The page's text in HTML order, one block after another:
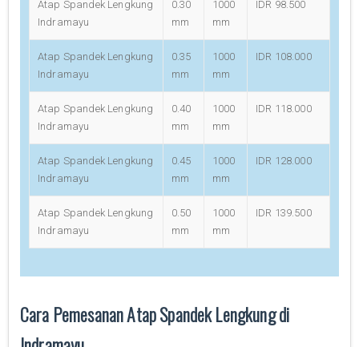
Atap Spandek Lengkung
Indramayu
0.30
mm
1000
mm
IDR 98.500
Atap Spandek Lengkung
Indramayu
0.35
mm
1000
mm
IDR 108.000
Atap Spandek Lengkung
Indramayu
0.40
mm
1000
mm
IDR 118.000
Atap Spandek Lengkung
Indramayu
0.45
mm
1000
mm
IDR 128.000
Atap Spandek Lengkung
Indramayu
0.50
mm
1000
mm
IDR 139.500
Cara Pemesanan Atap Spandek Lengkung di